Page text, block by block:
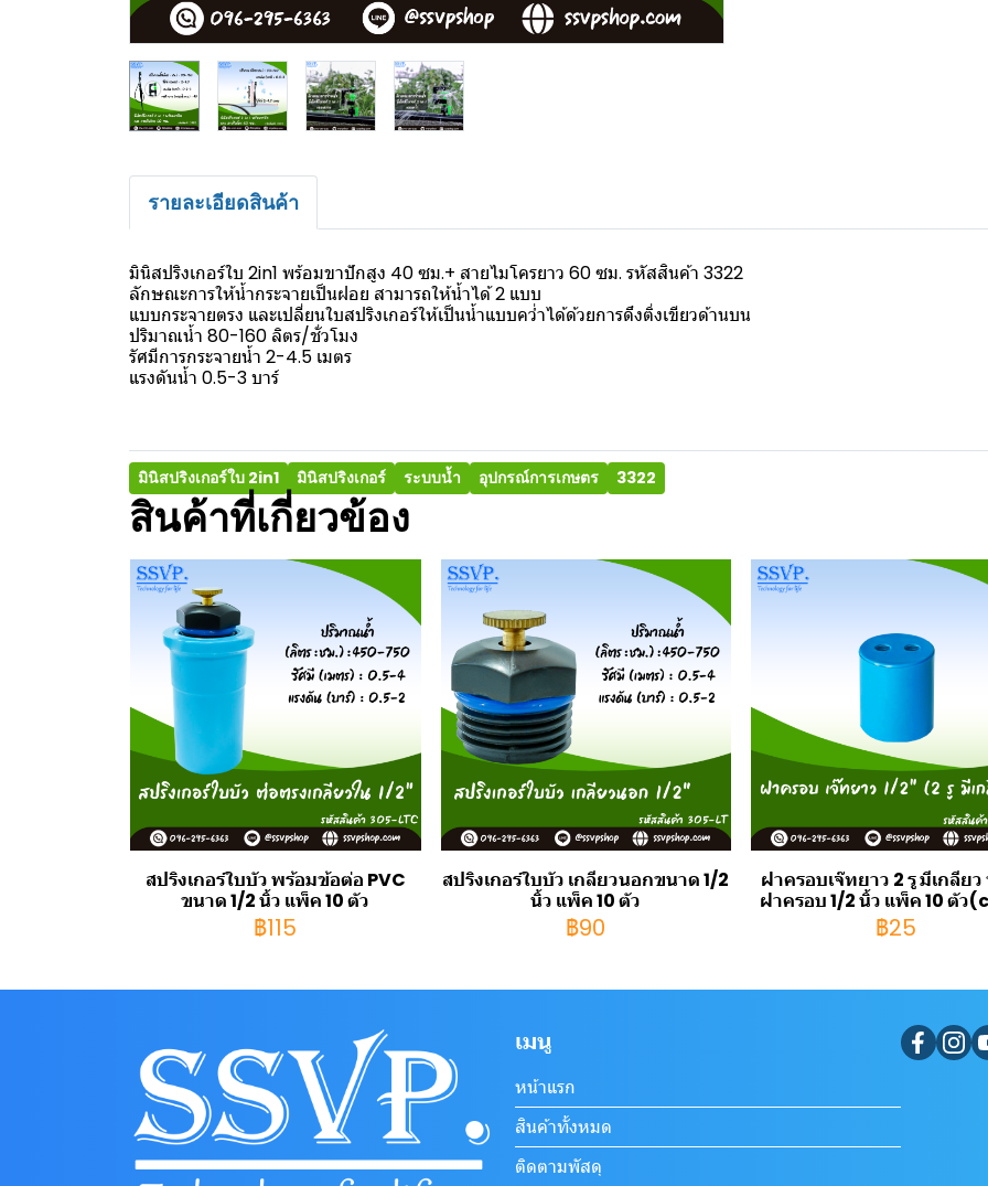
รายละเอียดสินค้า
มินิสปริงเกอร์ใบ 2in1 พร้อมขาปักสูง 40 ซม.+ สายไมโครยาว 60 ซม. รหัสสินค้า 3322
ลักษณะการให้น้ำกระจายเป็นฝอย สามารถให้น้ำได้ 2 แบบ
แบบกระจายตรง และเปลี่ยนใบสปริงเกอร์ให้เป็นน้ำแบบคว่ำได้ด้วยการดึงติ่งเขียวด้านบน
ปริมาณน้ำ 80-160 ลิตร/ชั่วโมง
รัศมีการกระจายน้ำ 2-4.5 เมตร
แรงดันน้ำ 0.5-3 บาร์
มินิสปริงเกอร์ใบ 2in1 มินิสปริงเกอร์ ระบบน้ำ อุปกรณ์การเกษตร 3322
สินค้าที่เกี่ยวข้อง
สปริงเกอร์ใบบัว พร้อมข้อต่อ PVC
ขนาด 1/2 นิ้ว แพ็ค 10 ตัว
฿115
สปริงเกอร์ใบบัว เกลียวนอกขนาด 1/2
นิ้ว แพ็ค 10 ตัว
฿90
ฝาครอบเจ๊ทยาว 2 รู มีเกลีย
ฝาครอบ 1/2 นิ้ว แพ็ค 10 ตัว
฿25
เมนู
หน้าแรก
สินค้าทั้งหมด
ติดตามพัสดุ